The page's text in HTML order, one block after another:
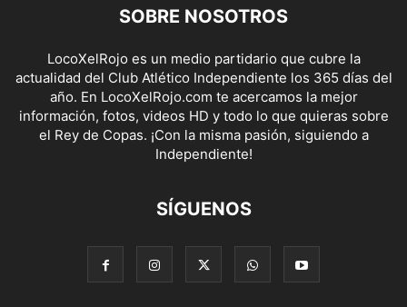
SOBRE NOSOTROS
LocoXelRojo es un medio partidario que cubre la
actualidad del Club Atlético Independiente los 365 días del
año. En LocoXelRojo.com te acercamos la mejor
información, fotos, videos HD y todo lo que quieras sobre
el Rey de Copas. ¡Con la misma pasión, siguiendo a
Independiente!
SÍGUENOS